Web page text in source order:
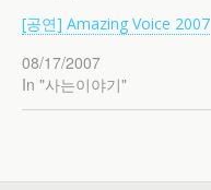
[공연] Amazing Voice 2007
08/17/2007
In "사는이야기"